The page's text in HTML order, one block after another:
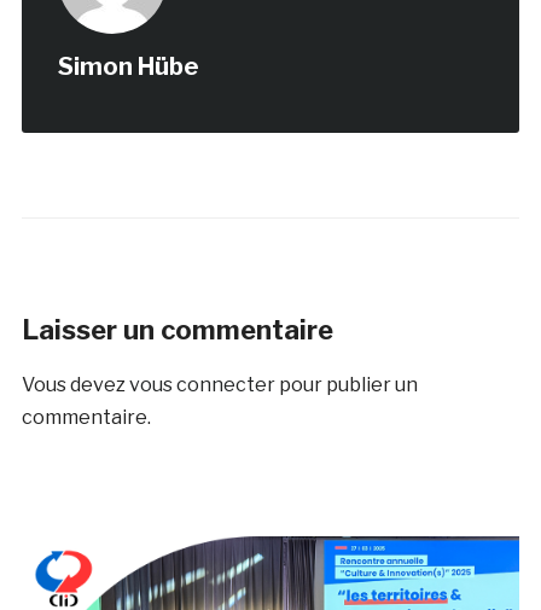
Simon Hübe
Laisser un commentaire
Vous devezvous connecterpour publier un
commentaire.